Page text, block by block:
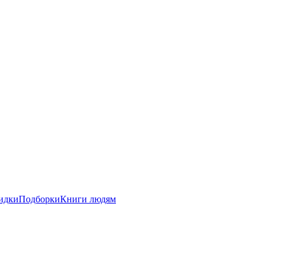
ПодборкиКниги людям